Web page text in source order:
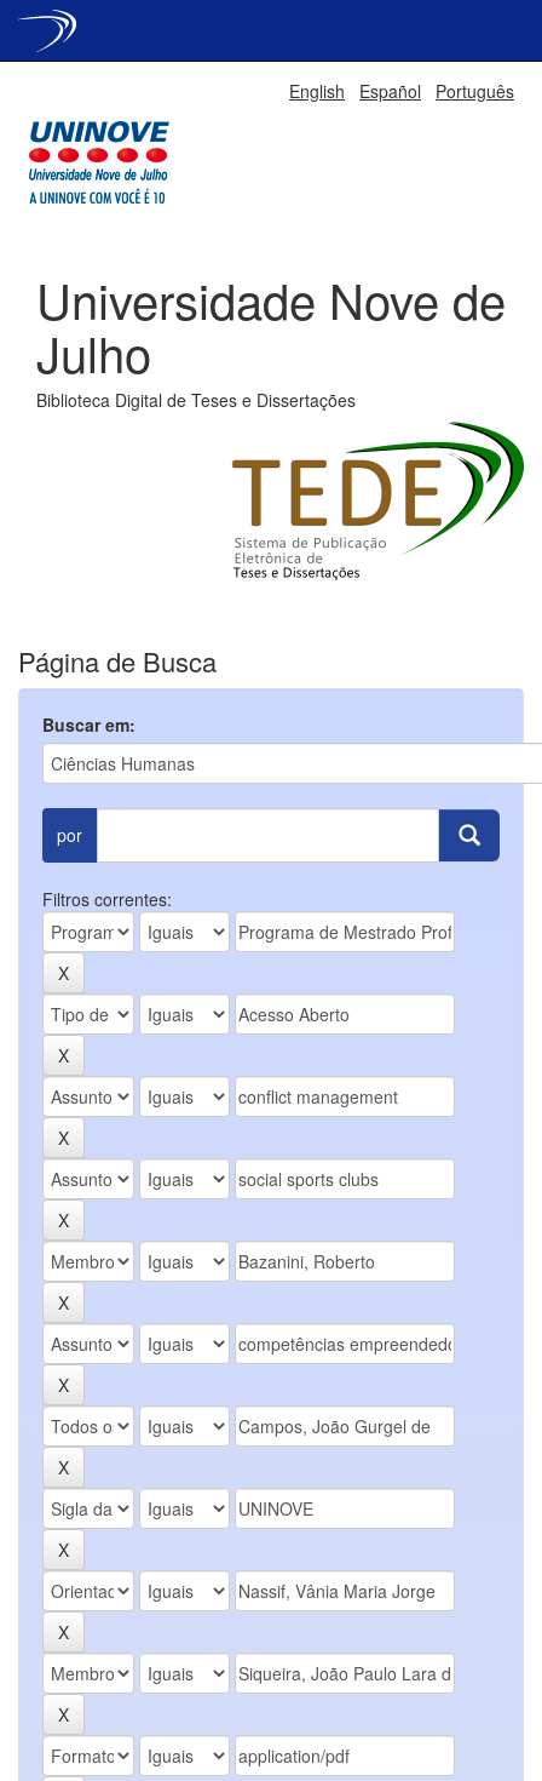
English Español Português
Universidade Nove de
Julho
Biblioteca Digital de Teses e Dissertações
Página de Busca
Buscar em:
por
Filtros correntes: